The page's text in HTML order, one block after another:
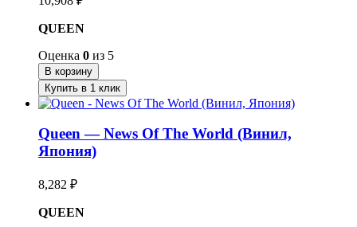
QUEEN
Оценка 0 из 5
В корзину
Купить в 1 клик
Queen — News Of The World (Винил,
Япония)
8,282 ₽
QUEEN